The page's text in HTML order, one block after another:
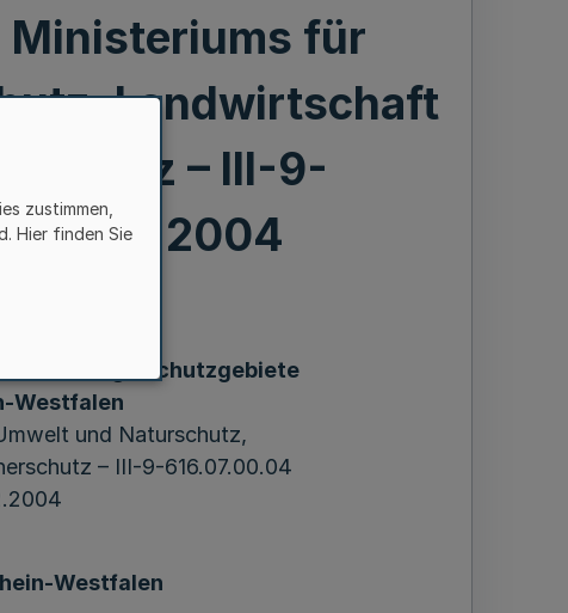
Ministeriums für
Landwirtschaft
– III-9-
17.12.2004
Vogelschutzgebiete
Westfalen
und Naturschutz,
– III-9-616.07.00.04
Westfalen
zustimmen,
Hier finden Sie